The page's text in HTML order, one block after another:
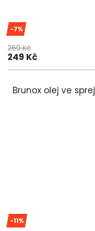
-7%
269 Kč
249 Kč
Brunox olej ve
-11%